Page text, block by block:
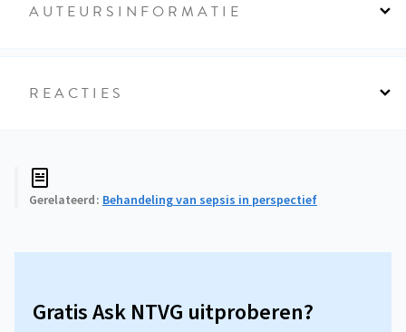
AUTEURSINFORMATIE
REACTIES
Gerelateerd Behandeling van sepsis in perspectief
Gratis Ask NTVG uitproberen?